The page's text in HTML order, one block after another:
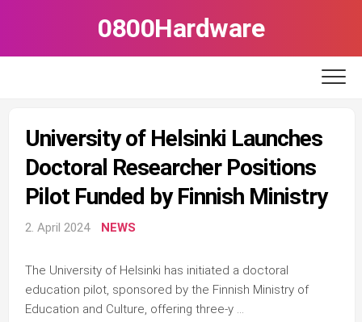
0800Hardware
University of Helsinki Launches
Doctoral Researcher Positions
Pilot Funded by Finnish Ministry
2. April 2024 NEWS
The University of Helsinki has initiated a doctoral
education pilot, sponsored by the Finnish Ministry of
Education and Culture, offering three-y …